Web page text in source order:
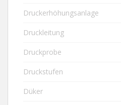
Druckerhöhungsanlage
Druckleitung
Druckprobe
Druckstufen
Düker